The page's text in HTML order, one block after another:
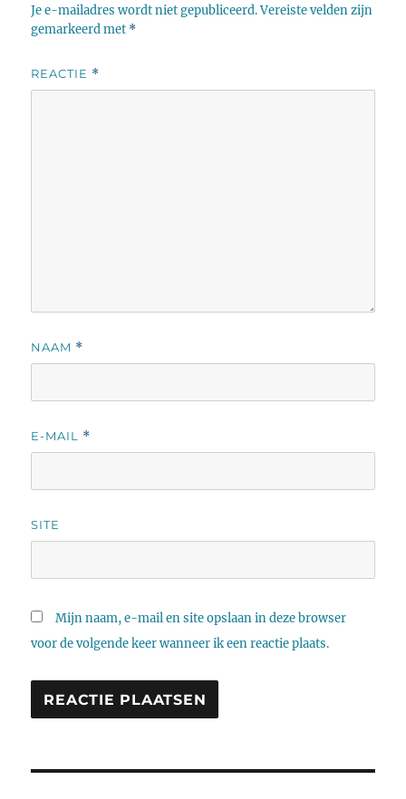
Je e-mailadres wordt niet gepubliceerd. Vereiste velden zijn
gemarkeerd met *
REACTIE *
NAAM *
E-MAIL *
SITE
Mijn naam, e-mail en site opslaan in deze browser
voor de volgende keer wanneer ik een reactie plaats.